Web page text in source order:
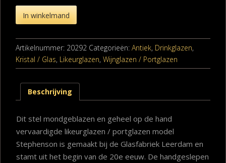
In winkelmand
Artikelnummer: 20292 Categorieën: Antiek, Drinkglazen,
Kristal / Glas, Likeurglazen, Wijnglazen / Portglazen
Beschrijving
Dit stel mondgeblazen en geheel op de hand
vervaardigde likeurglazen / portglazen model
Stephenson is gemaakt bij de Glasfabriek Leerdam en
stamt uit het begin van de 20e eeuw. De handgeslepen